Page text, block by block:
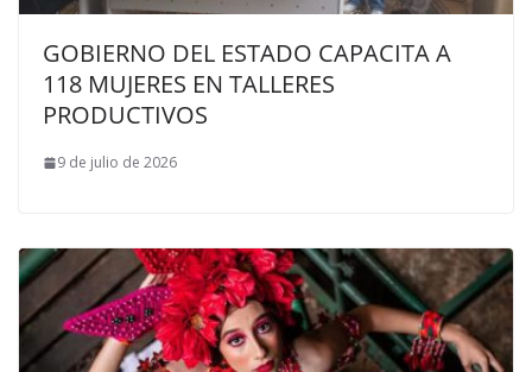
GOBIERNO DEL ESTADO CAPACITA A
118 MUJERES EN TALLERES
PRODUCTIVOS
9 de julio de 2026